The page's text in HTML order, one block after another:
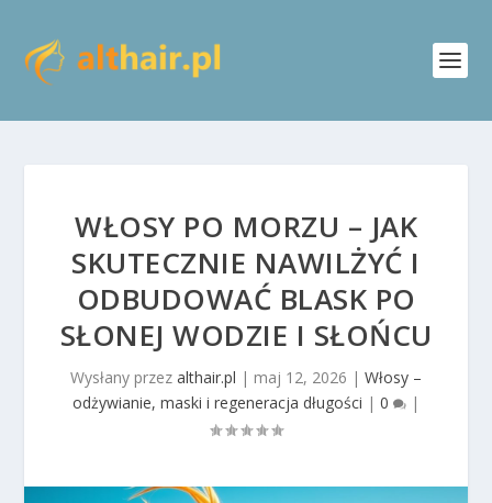
WŁOSY PO MORZU – JAK
SKUTECZNIE NAWILŻYĆ I
ODBUDOWAĆ BLASK PO
SŁONEJ WODZIE I SŁOŃCU
Wysłany przez althair.pl | maj 12, 2026 | Włosy –
odżywianie, maski i regeneracja długości | 0 |